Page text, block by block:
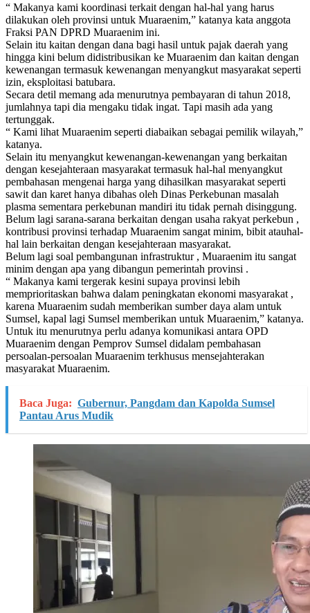
“ Makanya kami koordinasi terkait dengan hal-hal yang harus
dilakukan oleh provinsi untuk Muaraenim,” katanya kata anggota
Fraksi PAN DPRD Muaraenim ini.
Selain itu kaitan dengan dana bagi hasil untuk pajak daerah yang
hingga kini belum didistribusikan ke Muaraenim dan kaitan dengan
kewenangan termasuk kewenangan menyangkut masyarakat seperti
izin, eksploitasi batubara.
Secara detil memang ada menurutnya pembayaran di tahun 2018,
jumlahnya tapi dia mengaku tidak ingat. Tapi masih ada yang
tertunggak.
“ Kami lihat Muaraenim seperti diabaikan sebagai pemilik wilayah,”
katanya.
Selain itu menyangkut kewenangan-kewenangan yang berkaitan
dengan kesejahteraan masyarakat termasuk hal-hal menyangkut
pembahasan mengenai harga yang dihasilkan masyarakat seperti
sawit dan karet hanya dibahas oleh Dinas Perkebunan masalah
plasma sementara perkebunan mandiri itu tidak pernah disinggung.
Belum lagi sarana-sarana berkaitan dengan usaha rakyat perkebun ,
kontribusi provinsi terhadap Muaraenim sangat minim, bibit atauhal-
hal lain berkaitan dengan kesejahteraan masyarakat.
Belum lagi soal pembangunan infrastruktur , Muaraenim itu sangat
minim dengan apa yang dibangun pemerintah provinsi .
“ Makanya kami tergerak kesini supaya provinsi lebih
memprioritaskan bahwa dalam peningkatan ekonomi masyarakat ,
karena Muaraenim sudah memberikan sumber daya alam untuk
Sumsel, kapal lagi Sumsel memberikan untuk Muaraenim,” katanya.
Untuk itu menurutnya perlu adanya komunikasi antara OPD
Muaraenim dengan Pemprov Sumsel didalam pembahasan
persoalan-persoalan Muaraenim terkhusus mensejahterakan
masyarakat Muaraenim.
Baca Juga: Gubernur, Pangdam dan Kapolda Sumsel
Pantau Arus Mudik